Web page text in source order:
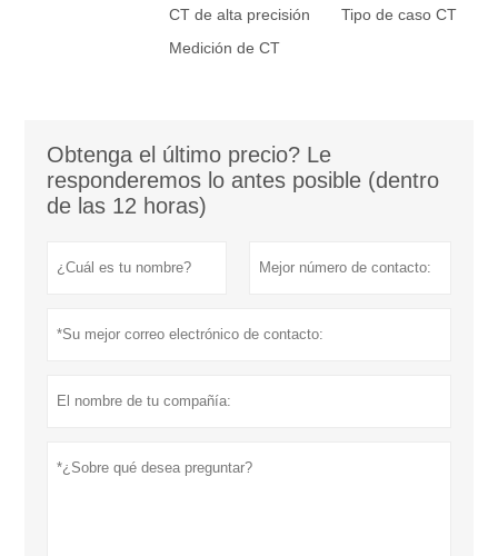
CT de alta precisión
Tipo de caso CT
Medición de CT
Obtenga el último precio? Le
responderemos lo antes posible (dentro
de las 12 horas)